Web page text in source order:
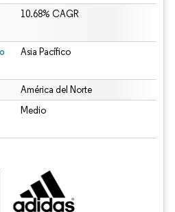
10.68% CAGR
Asia Pacífico
América del Norte
Medio
uso requiere atribución según CC BY 4.0.